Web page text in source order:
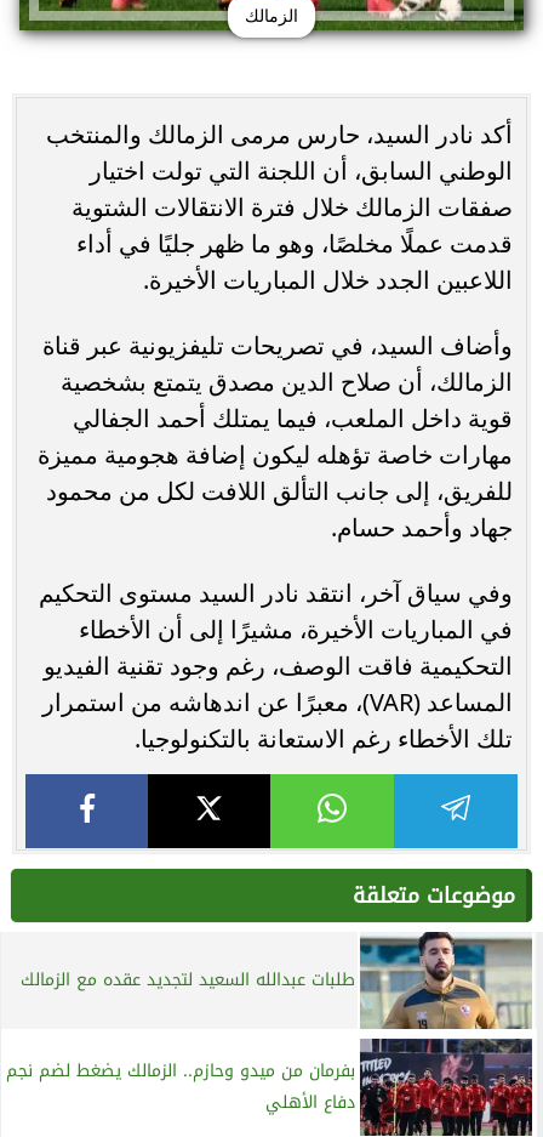
الزمالك
أكد نادر السيد، حارس مرمى الزمالك والمنتخب
الوطني السابق، أن اللجنة التي تولت اختيار
صفقات الزمالك خلال فترة الانتقالات الشتوية
قدمت عملًا مخلصًا، وهو ما ظهر جليًا في أداء
اللاعبين الجدد خلال المباريات الأخيرة.
وأضاف السيد، في تصريحات تليفزيونية عبر قناة
الزمالك، أن صلاح الدين مصدق يتمتع بشخصية
قوية داخل الملعب، فيما يمتلك أحمد الجفالي
مهارات خاصة تؤهله ليكون إضافة هجومية مميزة
للفريق، إلى جانب التألق اللافت لكل من محمود
جهاد وأحمد حسام.
وفي سياق آخر، انتقد نادر السيد مستوى التحكيم
في المباريات الأخيرة، مشيرًا إلى أن الأخطاء
التحكيمية فاقت الوصف، رغم وجود تقنية الفيديو
المساعد (VAR)، معبرًا عن اندهاشه من استمرار
تلك الأخطاء رغم الاستعانة بالتكنولوجيا.
موضوعات متعلقة
طلبات عبدالله السعيد لتجديد عقده مع الزمالك
بفرمان من ميدو وحازم.. الزمالك يضغط لضم نجم
دفاع الأهلي